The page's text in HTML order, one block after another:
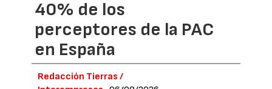
40% de los
perceptores de la PAC
en España
Redacción Tierras /